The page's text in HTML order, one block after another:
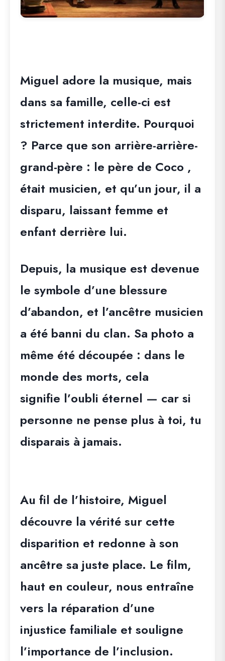
Miguel adore la musique, mais
dans sa famille, celle-ci est
strictement interdite. Pourquoi
? Parce que son arrière-arrière-
grand-père : le père de Coco ,
était musicien, et qu’un jour, il a
disparu, laissant femme et
enfant derrière lui.
Depuis, la musique est devenue
le symbole d’une blessure
d’abandon, et l’ancêtre musicien
a été banni du clan. Sa photo a
même été découpée : dans le
monde des morts, cela
signifie l’oubli éternel — car si
personne ne pense plus à toi, tu
disparais à jamais.
Au fil de l’histoire, Miguel
découvre la vérité sur cette
disparition et redonne à son
ancêtre sa juste place. Le film,
haut en couleur, nous entraîne
vers la réparation d’une
injustice familiale et souligne
l’importance de l’inclusion.